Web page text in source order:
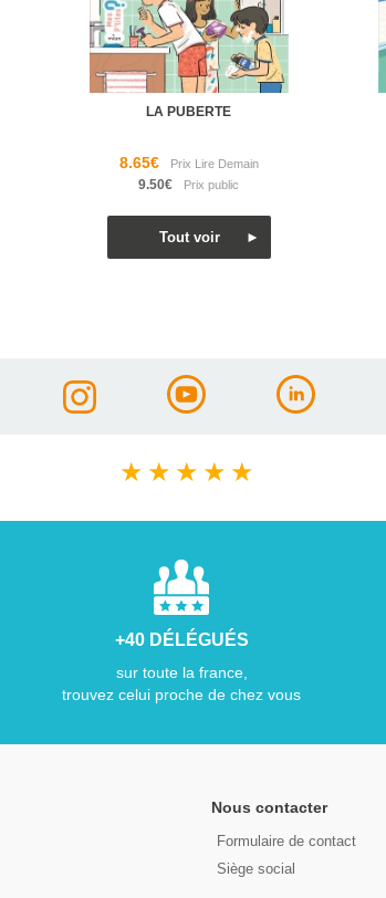
LA PUBERTE
8.65€
9.50€
★ ★ ★ ★ ★
+40 DÉLÉGUÉS
sur toute la france,
trouvez celui proche de chez vous
Nous contacter
Formulaire de contact
Siège social